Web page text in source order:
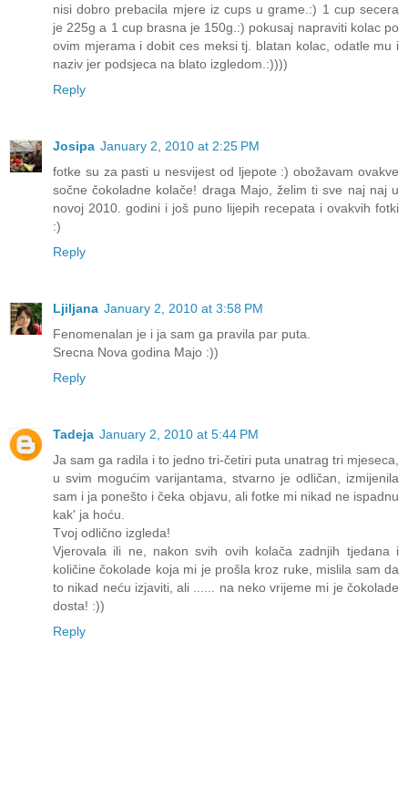
nisi dobro prebacila mjere iz cups u grame.:) 1 cup secera
je 225g a 1 cup brasna je 150g.:) pokusaj napraviti kolac po
ovim mjerama i dobit ces meksi tj. blatan kolac, odatle mu i
naziv jer podsjeca na blato izgledom.:))))
Reply
Josipa January 2, 2010 at 2:25 PM
fotke su za pasti u nesvijest od ljepote :) obožavam ovakve
sočne čokoladne kolače! draga Majo, želim ti sve naj naj u
novoj 2010. godini i još puno lijepih recepata i ovakvih fotki
:)
Reply
Ljiljana January 2, 2010 at 3:58 PM
Fenomenalan je i ja sam ga pravila par puta.
Srecna Nova godina Majo :))
Reply
Tadeja January 2, 2010 at 5:44 PM
Ja sam ga radila i to jedno tri-četiri puta unatrag tri mjeseca,
u svim mogućim varijantama, stvarno je odličan, izmijenila
sam i ja ponešto i čeka objavu, ali fotke mi nikad ne ispadnu
kak' ja hoću.
Tvoj odlično izgleda!
Vjerovala ili ne, nakon svih ovih kolača zadnjih tjedana i
količine čokolade koja mi je prošla kroz ruke, mislila sam da
to nikad neću izjaviti, ali ...... na neko vrijeme mi je čokolade
dosta! :))
Reply